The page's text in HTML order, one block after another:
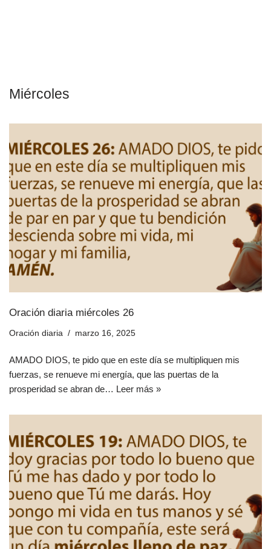
Miércoles
Oración diaria miércoles 26
Oración diaria marzo 16, 2025
AMADO DIOS, te pido que en este día se multipliquen mis
fuerzas, se renueve mi energía, que las puertas de la
prosperidad se abran de… Leer más »